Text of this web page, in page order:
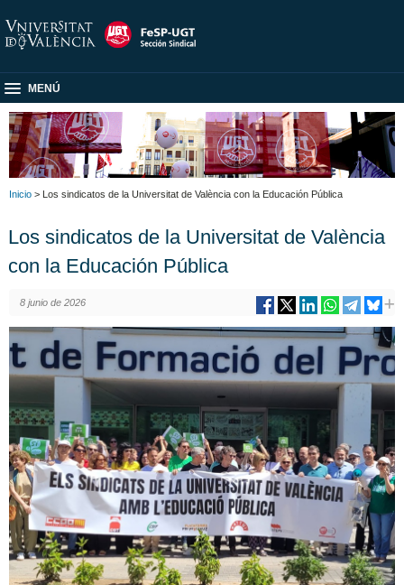
MENÚ
Inicio > Los sindicatos de la Universitat de València con la Educación Pública
Los sindicatos de la Universitat de València
con la Educación Pública
8 junio de 2026